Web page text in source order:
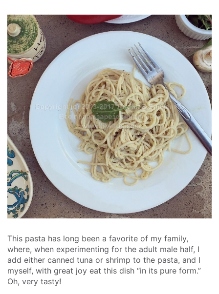
This pasta has long been a favorite of my family,
where, when experimenting for the adult male half, I
add either canned tuna or shrimp to the pasta, and I
myself, with great joy eat this dish “in its pure form.”
Oh, very tasty!